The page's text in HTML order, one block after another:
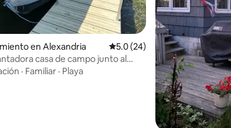
4.91 de 5, 70 reseñas
en Alexandria Calificación promedio: 5.0 de
5.0 (24)
casa de campo junto al
incluido!
· Familiar · Playa